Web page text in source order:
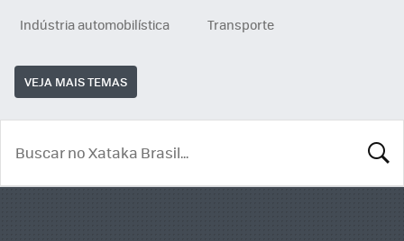
Indústria automobilística
Transporte
VEJA MAIS TEMAS